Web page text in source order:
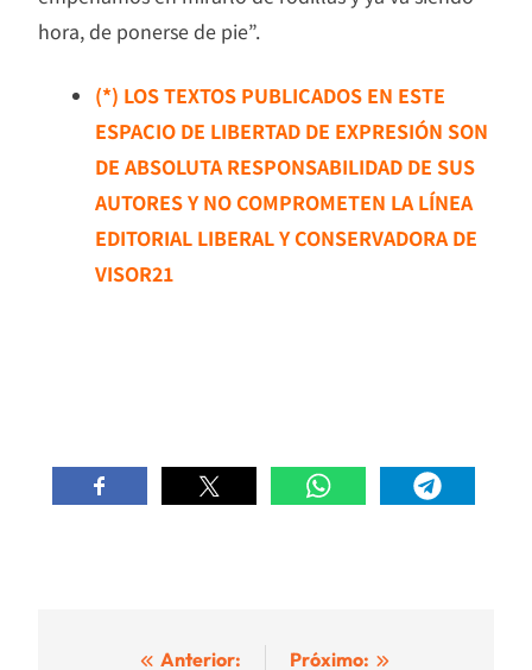
hora, de ponerse de pie”.
(*) LOS TEXTOS PUBLICADOS EN ESTE
ESPACIO DE LIBERTAD DE EXPRESIÓN SON
DE ABSOLUTA RESPONSABILIDAD DE SUS
AUTORES Y NO COMPROMETEN LA LÍNEA
EDITORIAL LIBERAL Y CONSERVADORA DE
VISOR21
Anterior:
Próximo: